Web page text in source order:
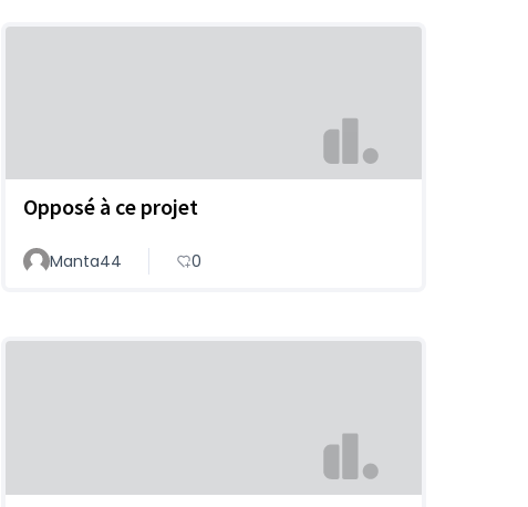
Opposé à ce projet
Manta44 0